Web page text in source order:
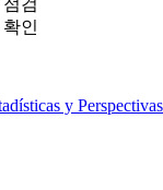
검
인
y Perspectivas